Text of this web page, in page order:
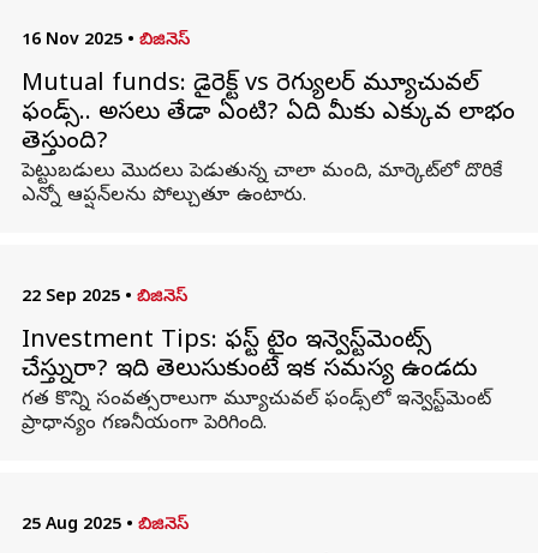
16 Nov 2025 • బిజినెస్
Mutual funds: డైరెక్ట్ vs రెగ్యులర్ మ్యూచువల్
ఫండ్స్.. అసలు తేడా ఏంటి? ఏది మీకు ఎక్కువ లాభం
తెస్తుంది?
పెట్టుబడులు మొదలు పెడుతున్న చాలా మంది, మార్కెట్‌లో దొరికే
ఎన్నో ఆప్షన్‌లను పోల్చుతూ ఉంటారు.
22 Sep 2025 • బిజినెస్
Investment Tips: ఫస్ట్ టైం ఇన్వెస్ట్‌మెంట్స్
చేస్తున్నారా? ఇది తెలుసుకుంటే ఇక సమస్య ఉండదు
గత కొన్ని సంవత్సరాలుగా మ్యూచువల్ ఫండ్స్‌లో ఇన్వెస్ట్‌మెంట్
ప్రాధాన్యం గణనీయంగా పెరిగింది.
25 Aug 2025 • బిజినెస్